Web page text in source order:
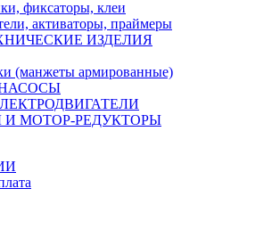
фиксаторы, клеи
активаторы, праймеры
ИЗДЕЛИЯ
(манжеты армированные)
И МОТОР-РЕДУКТОРЫ